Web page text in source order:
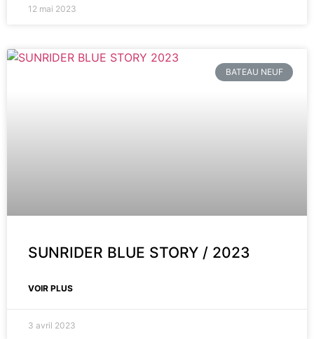
12 mai 2023
BATEAU NEUF
SUNRIDER BLUE STORY / 2023
VOIR PLUS
3 avril 2023